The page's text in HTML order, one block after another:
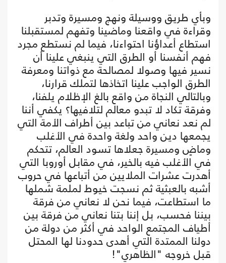
وبأي طريق ووسيلة ونهج ومسيرة وتدبر
وقراءة في واقعنا وماضينا وتفهم لمستقبلنا
استطاع أعداؤنا احتواءنا، فيما لم نستطع مجرد
فهم أنفسنا أو الطرق التي ينبغي علينا أن
نسير فيها وصولا لمصالحة مع ذواتنا ومعرفة
الطرق الواجب علينا اتخاذها لتملك قرارنا،
وبالتالي النجاة من واقع بالغ الإظلام يلفنا،
وفرقة تكاد لا تبدو معالم لتلافيها؟ يكفي أننا
لم نعد نعاني من تباعد بين أطراف الأمة التي
يجمعها دين واحد ولغة واحدة في الأغلب
وماضٍ ومسيرة جعلاها تسود العالم، تتحكم
في الأغلب فيه بالخير، في مقابل أوروبا التي
أهدرت عشرات الملايين من أتباعها في حروب
أشبه بالعبثية ثم نسجت خيوط لملمة شملها
ما استطاعت، فيما نحن لا نعاني من فرقة
بيننا فحسب، بل إننا بتنا نعاني من فرقة بين
أطياف المجتمع الواحد في أكثر من دولة من
دولنا الممتدة التي أهدى حدودنا لها المحتل
قبل خروجه "الظاهري"!